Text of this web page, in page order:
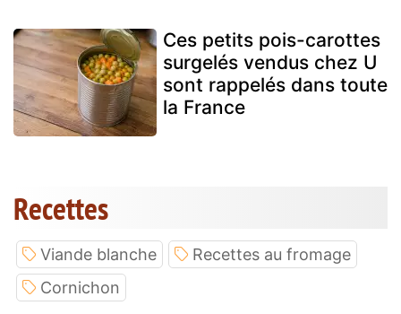
Ces petits pois-carottes
surgelés vendus chez U
sont rappelés dans toute
la France
Recettes
Viande blanche
Recettes au fromage
Cornichon